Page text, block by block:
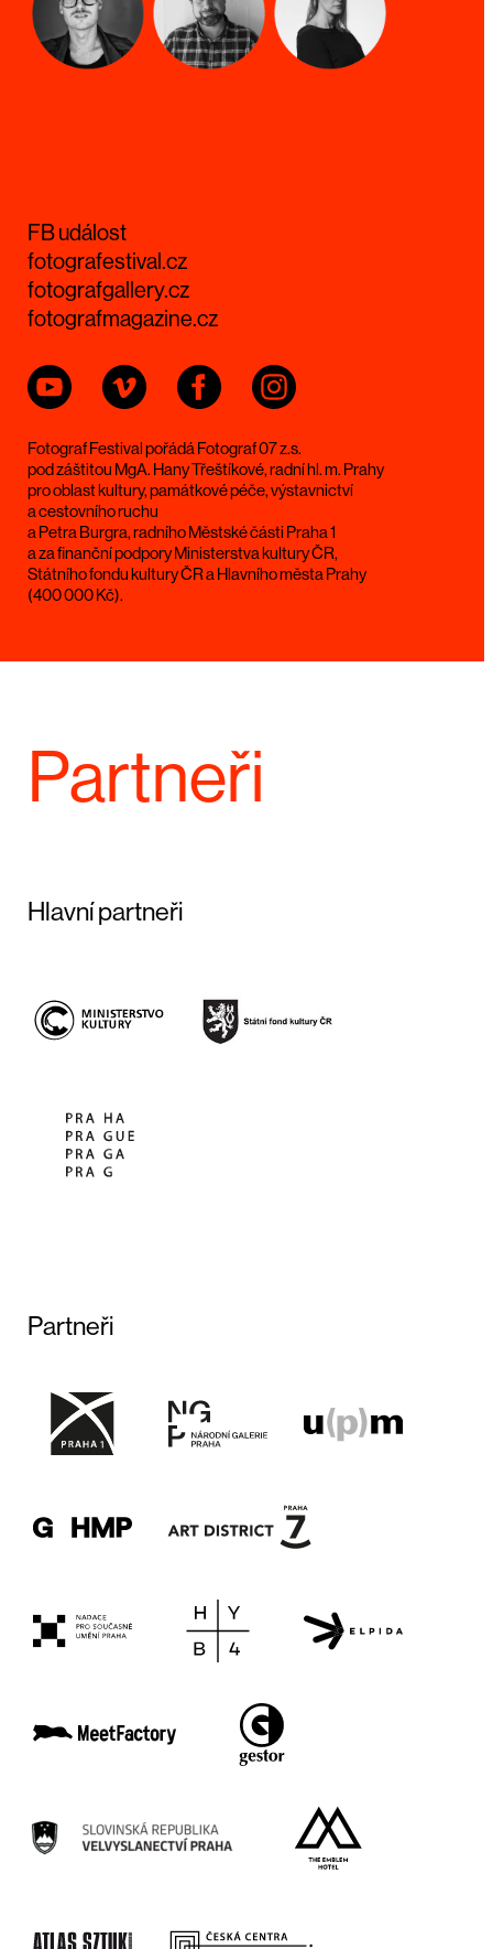
FB událost
fotografestival.cz
fotografgallery.cz
fotografmagazine.cz
Fotograf Festival pořádá Fotograf 07 z.s.
pod záštitou MgA. Hany Třeštíkové, radní hl. m. Prahy
pro oblast kultury, památkové péče, výstavnictví
a cestovního ruchu
a Petra Burgra, radního Městské části Praha 1
a za finanční podpory Ministerstva kultury ČR,
Státního fondu kultury ČR a Hlavního města Prahy
(400 000 Kč).
Partneři
Hlavní partneři
Partneři